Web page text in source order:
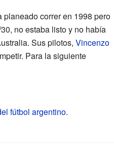
planeado correr en 1998 pero
no estaba listo y no había
Sus pilotos, Vincenzo
Para la siguiente
fútbol argentino.